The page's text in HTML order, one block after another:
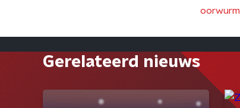
oorwurm
Gerelateerd nieuws